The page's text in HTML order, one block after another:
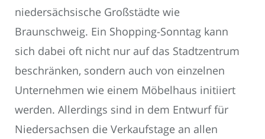
niedersächsische Großstädte wie
Braunschweig. Ein Shopping-Sonntag kann
sich dabei oft nicht nur auf das Stadtzentrum
beschränken, sondern auch von einzelnen
Unternehmen wie einem Möbelhaus initiiert
werden. Allerdings sind in dem Entwurf für
Niedersachsen die Verkaufstage an allen